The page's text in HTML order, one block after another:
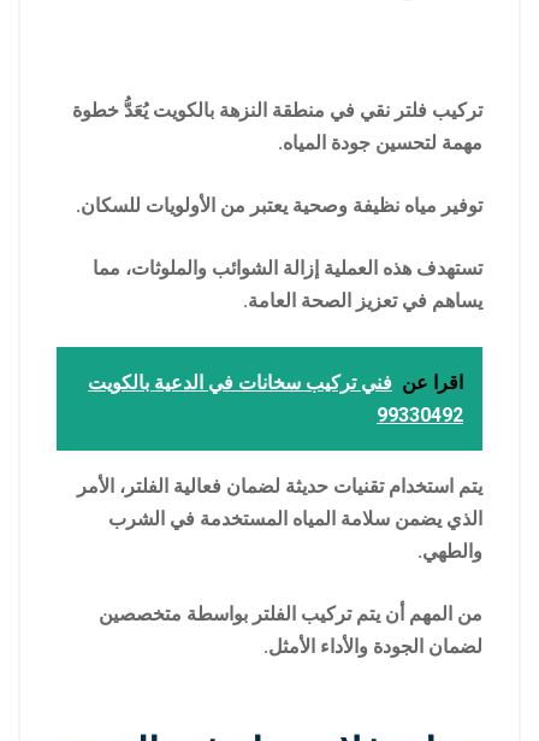
تركيب فلتر نقي في منطقة النزهة بالكويت يُعَدُّ خطوة
مهمة لتحسين جودة المياه.
توفير مياه نظيفة وصحية يعتبر من الأولويات للسكان.
تستهدف هذه العملية إزالة الشوائب والملوثات، مما
يساهم في تعزيز الصحة العامة.
اقرا عن فني تركيب سخانات في الدعية بالكويت
99330492
يتم استخدام تقنيات حديثة لضمان فعالية الفلتر، الأمر
الذي يضمن سلامة المياه المستخدمة في الشرب
والطهي.
من المهم أن يتم تركيب الفلتر بواسطة متخصصين
لضمان الجودة والأداء الأمثل.